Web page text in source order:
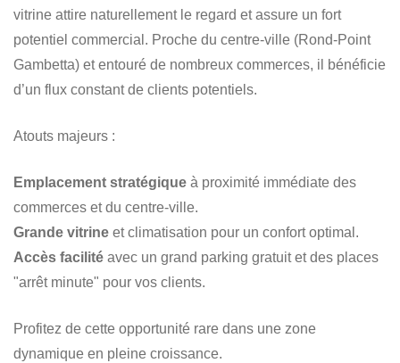
vitrine attire naturellement le regard et assure un fort
potentiel commercial. Proche du centre-ville (Rond-Point
Gambetta) et entouré de nombreux commerces, il bénéficie
d’un flux constant de clients potentiels.
Atouts majeurs :
Emplacement stratégique à proximité immédiate des
commerces et du centre-ville.
Grande vitrine et climatisation pour un confort optimal.
Accès facilité avec un grand parking gratuit et des places
"arrêt minute" pour vos clients.
Profitez de cette opportunité rare dans une zone
dynamique en pleine croissance.